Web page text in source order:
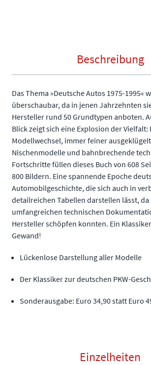
Beschreibung
Das Thema »Deutsche Autos 1975-1995«
überschaubar, da in jenen Jahrzehnten
Hersteller rund 50 Grundtypen anboten.
Blick zeigt sich eine Explosion der
Modellwechsel, immer feiner
Nischenmodelle und bahnbrechende
Fortschritte füllen dieses Buch von 608
800 Bildern. Eine spannende Epoche
Automobilgeschichte, die sich auch in
detailreichen Tabellen darstellen lässt,
umfangreichen technischen
Hersteller schöpfen konnten. Ein
Gewand!
Lückenlose Darstellung aller Modelle
Der Klassiker zur deutschen PKW-
Sonderausgabe: Euro 34,90 statt Euro
Einzelheiten